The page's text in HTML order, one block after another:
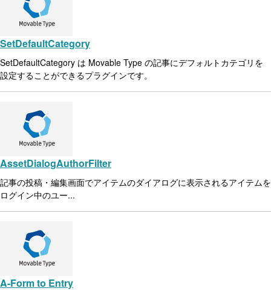
SetDefaultCategory
SetDefaultCategory は Movable Type の記事にデフォルトカテゴリを
設定することができるプラグインです。
AssetDialogAuthorFilter
記事の投稿・編集画面でアイテムのダイアログに表示されるアイテムを
ログイン中のユー...
A-Form to Entry